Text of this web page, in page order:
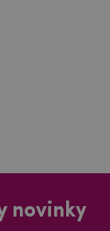
novinky